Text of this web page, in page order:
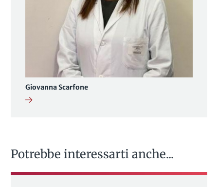
Giovanna Scarfone
Potrebbe interessarti anche...